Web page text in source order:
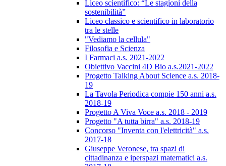
Liceo scientifico: “Le stagioni della
sostenibilità”
Liceo classico e scientifico in laboratorio
tra le stelle
"Vediamo la cellula"
Filosofia e Scienza
I Farmaci a.s. 2021-2022
Obiettivo Vaccini 4D Bio a.s.2021-2022
Progetto Talking About Science a.s. 2018-
19
La Tavola Periodica compie 150 anni a.s.
2018-19
Progetto A Viva Voce a.s. 2018 - 2019
Progetto "A tutta birra" a.s. 2018-19
Concorso "Inventa con l'elettricità" a.s.
2017-18
Giuseppe Veronese, tra spazi di
cittadinanza e iperspazi matematici a.s.